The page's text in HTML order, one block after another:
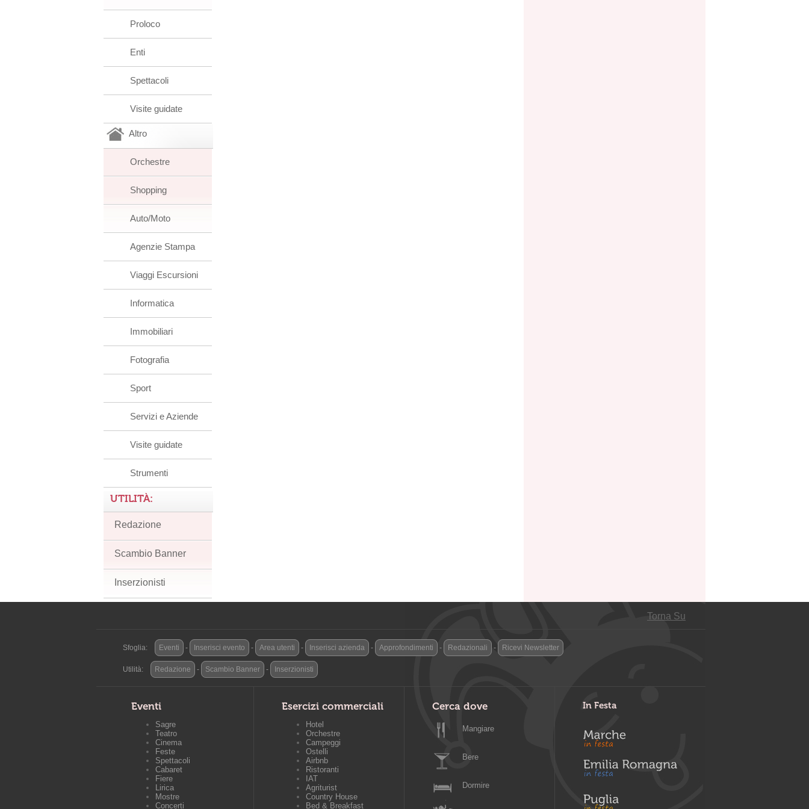
Proloco
Enti
Spettacoli
Visite guidate
Altro
Orchestre
Shopping
Auto/Moto
Agenzie Stampa
Viaggi Escursioni
Informatica
Immobiliari
Fotografia
Sport
Servizi e Aziende
Visite guidate
Strumenti
UTILITÀ:
Redazione
Scambio Banner
Inserzionisti
Torna Su
Sfoglia: Eventi - Inserisci evento - Area utenti - Inserisci azienda - Approfondimenti - Redazionali - Ricevi Newsletter
Utilità: Redazione - Scambio Banner - Inserzionisti
Eventi
Sagre
Teatro
Cinema
Feste
Spettacoli
Cabaret
Fiere
Lirica
Mostre
Concerti
Esercizi commerciali
Hotel
Orchestre
Campeggi
Ostelli
Airbnb
Ristoranti
IAT
Agriturist
Country House
Bed & Breakfast
Cerca dove
Mangiare
Bere
Dormire
In Festa